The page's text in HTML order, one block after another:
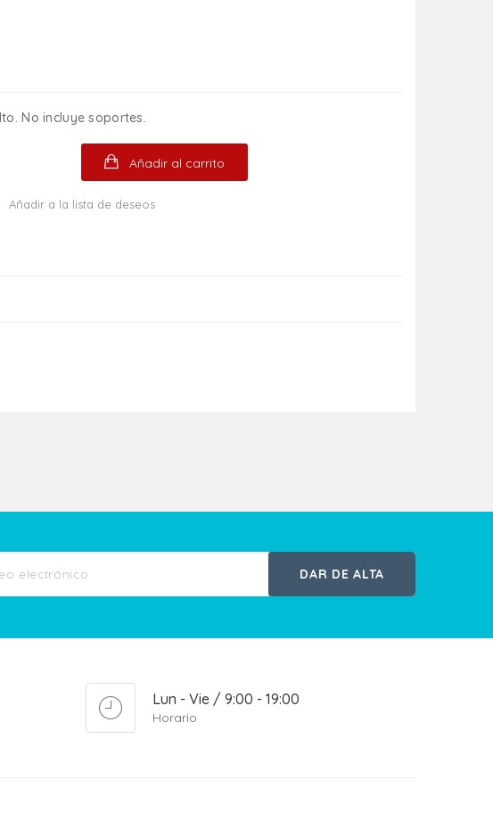
No incluye soportes.
Añadir al carrito
Añadir a la lista de deseos
DAR DE ALTA
Lun - Vie / 9:00 - 19:00
Horario